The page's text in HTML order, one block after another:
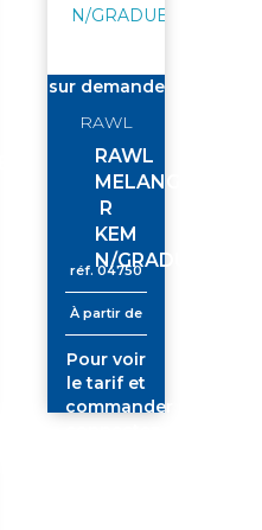
sur demande
RAWL
RAWL
MELANGEUR
R
KEM
N/GRADUE
réf.04750
À partir de
Pour voir
le tarif et
commander